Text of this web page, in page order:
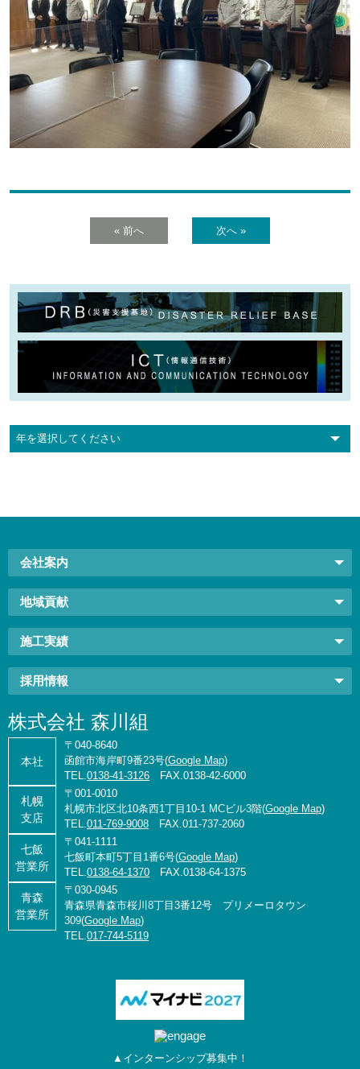
« 前へ 次へ »
会社案内
地域貢献
施工実績
採用情報
株式会社 森川組
本社
〒040-8640
函館市海岸町9番23号(Google Map)
TEL.0138-41-3126 FAX.0138-42-6000
札幌
支店
〒001-0010
札幌市北区北10条西1丁目10-1 MCビル3階(Google Map)
TEL.011-769-9008 FAX.011-737-2060
七飯
営業所
〒041-1111
七飯町本町5丁目1番6号(Google Map)
TEL.0138-64-1370 FAX.0138-64-1375
青森
営業所
〒030-0945
青森県青森市桜川8丁目3番12号 プリメーロタウン
309(Google Map)
TEL.017-744-5119
▲インターンシップ募集中！